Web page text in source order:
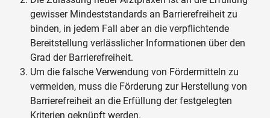
gewisser Mindeststandards an Barrierefreiheit zu
binden, in jedem Fall aber an die verpflichtende
Bereitstellung verlässlicher Informationen über den
Grad der Barrierefreiheit.
Um die falsche Verwendung von Fördermitteln zu
vermeiden, muss die Förderung zur Herstellung von
Barrierefreiheit an die Erfüllung der festgelegten
Kriterien geknüpft werden.